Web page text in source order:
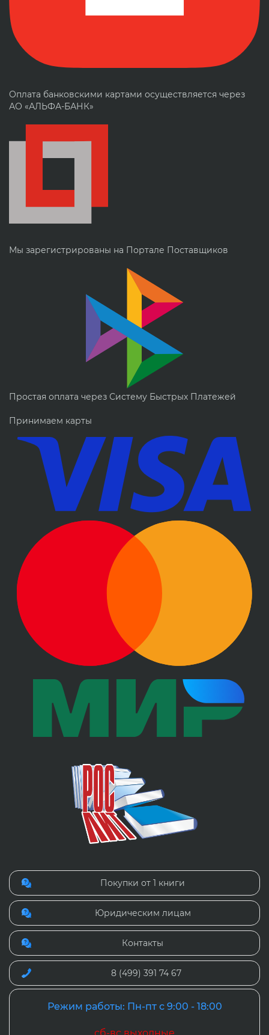
Оплата банковскими картами осуществляется через
АО «АЛЬФА-БАНК»
Мы зарегистрированы на Портале Поставщиков
Простая оплата через Систему Быстрых Платежей
Принимаем карты
Покупки от 1 книги
Юридическим лицам
Контакты
8 (499) 391 74 67
Режим работы: Пн-пт с 9:00 - 18:00
сб-вс выходные